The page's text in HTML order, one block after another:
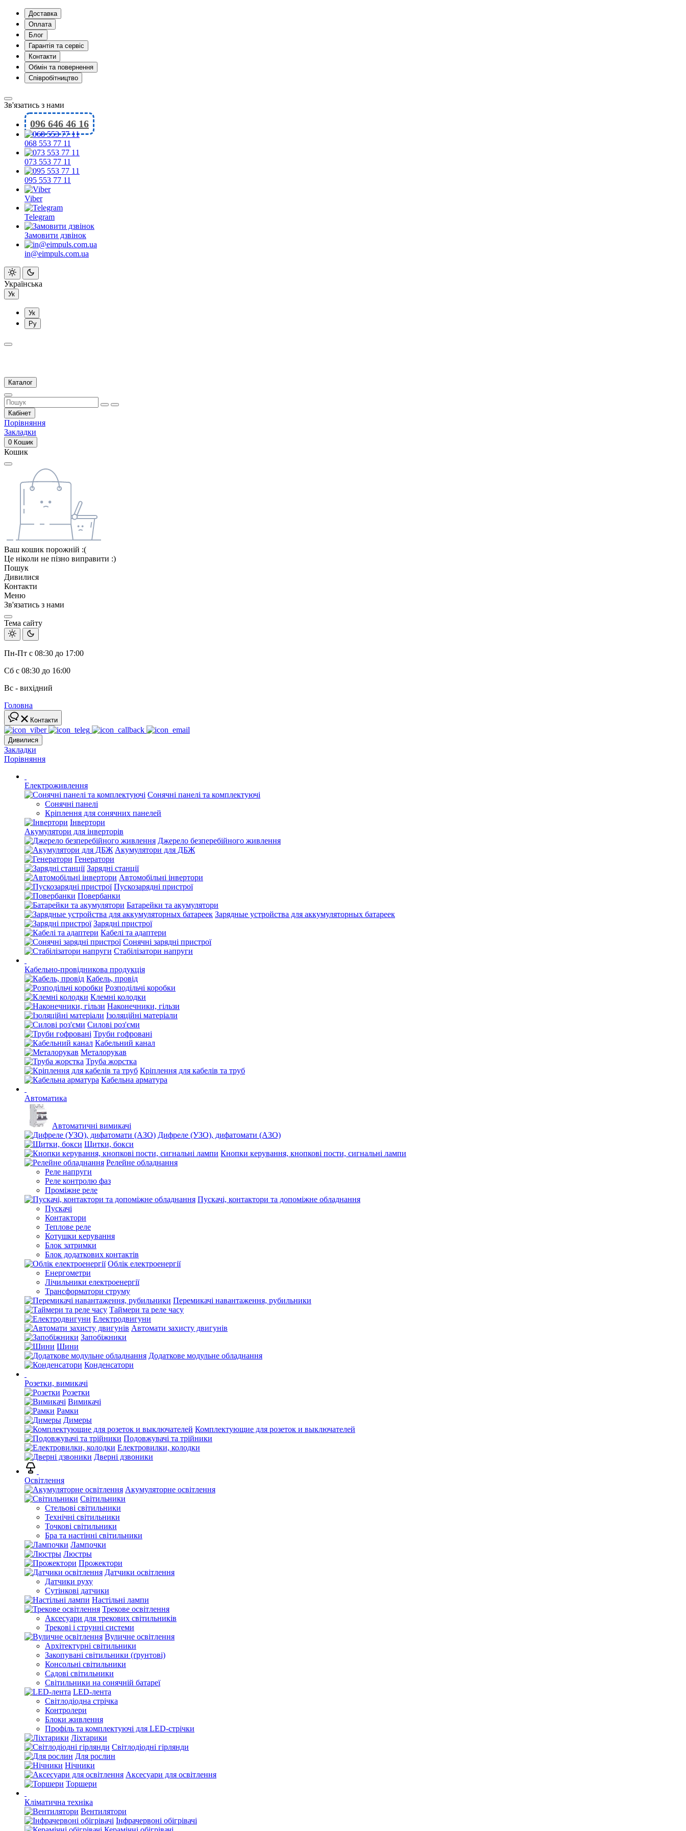
Доставка
Оплата
Блог
Гарантія та сервіс
Контакти
Обмін та повернення
Співробітництво
Зв'язатись з нами
096 646 46 16
068 553 77 11
073 553 77 11
095 553 77 11
Viber
Telegram
Замовити дзвінок
in@eimpuls.com.ua
Українська
Ук
Ук
Ру
Каталог
Кабінет
Порівняння
Закладки
0 Кошик
Кошик
Ваш кошик порожній :(
Це ніколи не пізно виправити :)
Пошук
Дивилися
Контакти
Меню
Зв'язатись з нами
Тема сайту
Пн-Пт с 08:30 до 17:00
Сб с 08:30 до 16:00
Вс - вихідний
Головна
Контакти
Дивилися
Закладки
Порівняння
Електроживлення
Сонячні панелі та комплектуючі
Сонячні панелі
Кріплення для сонячних панелей
Інвертори
Акумулятори для інверторів
Джерело безперебійного живлення
Акумулятори для ДБЖ
Генератори
Зарядні станції
Автомобільні інвертори
Пускозарядні пристрої
Повербанки
Батарейки та акумулятори
Зарядные устройства для аккумуляторных батареек
Зарядні пристрої
Кабелі та адаптери
Сонячні зарядні пристрої
Стабілізатори напруги
Кабельно-провідникова продукція
Кабель, провід
Розподільчі коробки
Клемні колодки
Наконечники, гільзи
Ізоляційні матеріали
Силові роз'єми
Труби гофровані
Кабельний канал
Металорукав
Труба жорстка
Кріплення для кабелів та труб
Кабельна арматура
Автоматика
Автоматичні вимикачі
Дифреле (УЗО), дифатомати (АЗО)
Щитки, бокси
Кнопки керування, кнопкові пости, сигнальні лампи
Релейне обладнання
Реле напруги
Реле контролю фаз
Проміжне реле
Пускачі, контактори та допоміжне обладнання
Пускачі
Контактори
Теплове реле
Котушки керування
Блок затримки
Блок додаткових контактів
Облік електроенергії
Енергометри
Лічильники електроенергії
Трансформатори струму
Перемикачі навантаження, рубильники
Таймери та реле часу
Електродвигуни
Автомати захисту двигунів
Запобіжники
Шини
Додаткове модульне обладнання
Конденсатори
Розетки, вимикачі
Розетки
Вимикачі
Рамки
Димеры
Комплектующие для розеток и выключателей
Подовжувачі та трійники
Електровилки, колодки
Дверні дзвоники
Освітлення
Акумуляторне освітлення
Світильники
Стельові світильники
Технічні світильники
Точкові світильники
Бра та настінні світильники
Лампочки
Люстры
Прожектори
Датчики освітлення
Датчики руху
Сутінкові датчики
Настільні лампи
Трекове освітлення
Аксесуари для трекових світильників
Трекові і струнні системи
Вуличне освітлення
Архітектурні світильники
Закопувані світильники (ґрунтові)
Консольні світильники
Садові світильники
Світильники на сонячній батареї
LED-лента
Світлодіодна стрічка
Контролери
Блоки живлення
Профіль та комплектуючі для LED-стрічки
Ліхтарики
Світлодіодні гірлянди
Для рослин
Нічники
Аксесуари для освітлення
Торшери
Кліматична техніка
Вентилятори
Інфрачервоні обігрівачі